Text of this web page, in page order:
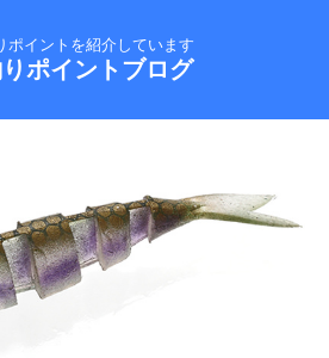
ポイントを紹介しています
ポイントブログ